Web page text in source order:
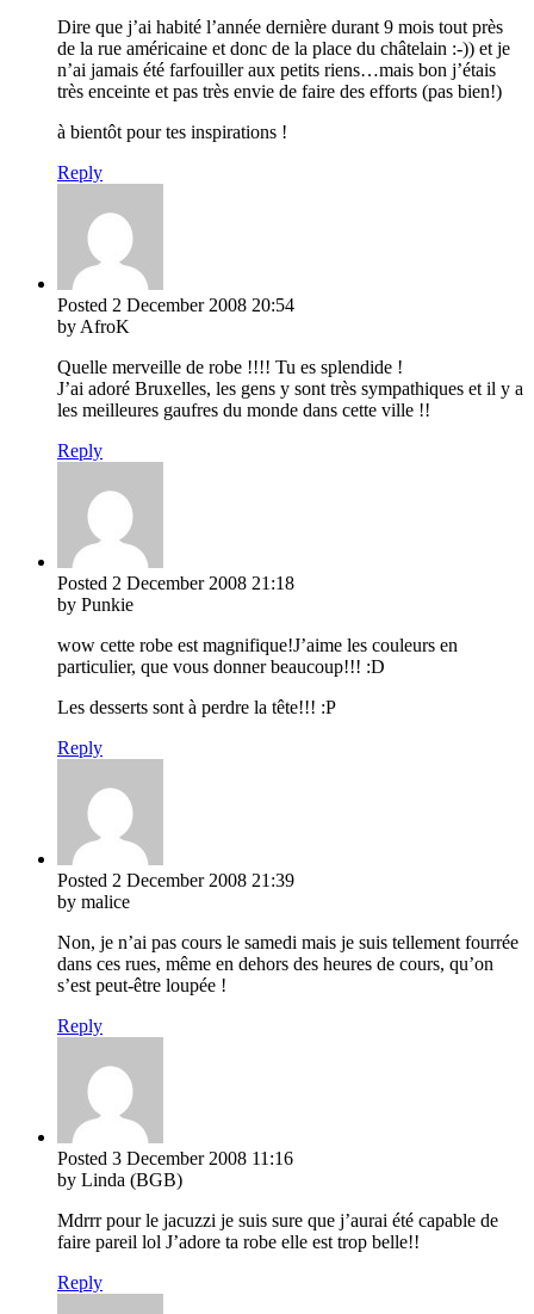
Dire que j’ai habité l’année dernière durant 9 mois tout près
de la rue américaine et donc de la place du châtelain :-)) et je
n’ai jamais été farfouiller aux petits riens…mais bon j’étais
très enceinte et pas très envie de faire des efforts (pas bien!)
à bientôt pour tes inspirations !
Reply
Posted 2 December 2008 20:54
by AfroK
Quelle merveille de robe !!!! Tu es splendide !
J’ai adoré Bruxelles, les gens y sont très sympathiques et il y a
les meilleures gaufres du monde dans cette ville !!
Reply
Posted 2 December 2008 21:18
by Punkie
wow cette robe est magnifique!J’aime les couleurs en
particulier, que vous donner beaucoup!!! :D
Les desserts sont à perdre la tête!!! :P
Reply
Posted 2 December 2008 21:39
by malice
Non, je n’ai pas cours le samedi mais je suis tellement fourrée
dans ces rues, même en dehors des heures de cours, qu’on
s’est peut-être loupée !
Reply
Posted 3 December 2008 11:16
by Linda (BGB)
Mdrrr pour le jacuzzi je suis sure que j’aurai été capable de
faire pareil lol J’adore ta robe elle est trop belle!!
Reply